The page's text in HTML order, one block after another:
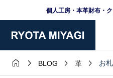
個人工房・本革財布・
  BLOG  革  お